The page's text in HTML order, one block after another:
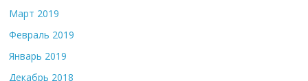
Март 2019
Февраль 2019
Январь 2019
Декабрь 2018